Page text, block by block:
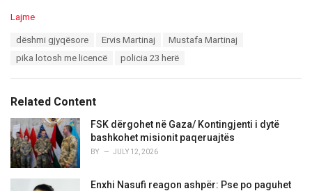
C
i
e
s
:
Lajme
dëshmi gjyqësore Ervis Martinaj
Mustafa Martinaj
pika lotosh me licencë
policia 23 herë
Related Content
FSK dërgohet në Gaza/ Kontingjenti i dytë
bashkohet misionit paqeruajtës
BY JULY 12, 2026
Enxhi Nasufi reagon ashpër: Pse po paguhet